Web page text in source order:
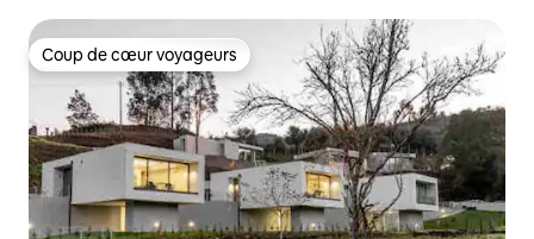
Coup de cœur voyageurs
Coup de cœur voyageurs